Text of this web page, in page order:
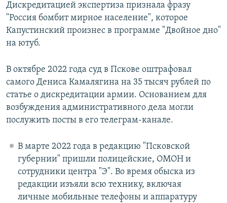
Дискредитацией экспертиза признала фразу
"Россия бомбит мирное население", которое
Капустинский произнес в программе "Двойное дно"
на ютуб.
В октябре 2022 года суд в Пскове оштрафовал
самого Дениса Камалягина на 35 тысяч рублей по
статье о дискредитации армии. Основанием для
возбуждения административного дела могли
послужить посты в его телеграм-канале.
В марте 2022 года в редакцию "Псковской
губернии" пришли полицейские, ОМОН и
сотрудники центра "Э". Во время обыска из
редакции изъяли всю технику, включая
личные мобильные телефоны и аппаратуру